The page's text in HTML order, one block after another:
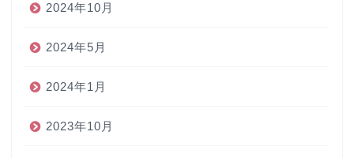
2024年10月
2024年5月
2024年1月
2023年10月